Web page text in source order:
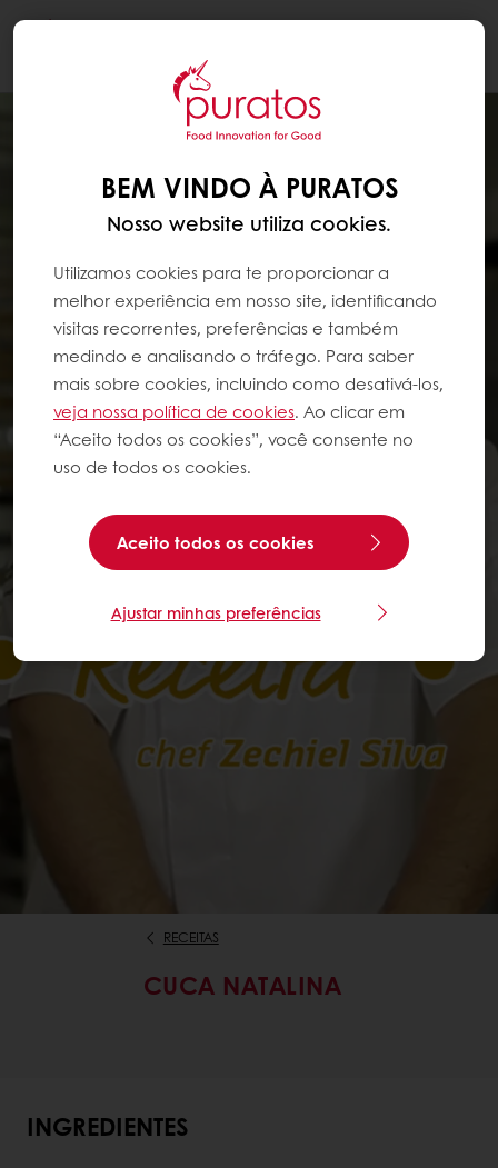
RECEITAS
CUCA NATALINA
INGREDIENTES
BEM VINDO À PURATOS
Nosso website utiliza cookies.
Utilizamos cookies para te proporcionar a
melhor experiência em nosso site, identificando
visitas recorrentes, preferências e também
medindo e analisando o tráfego. Para saber
mais sobre cookies, incluindo como desativá-los,
veja nossa política de cookies. Ao clicar em
“Aceito todos os cookies”, você consente no
uso de todos os cookies.
Aceito todos os cookies
Ajustar minhas preferências